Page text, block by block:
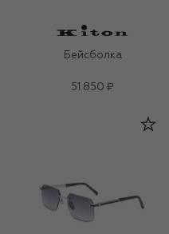
Бейсболка
51 850 ₽